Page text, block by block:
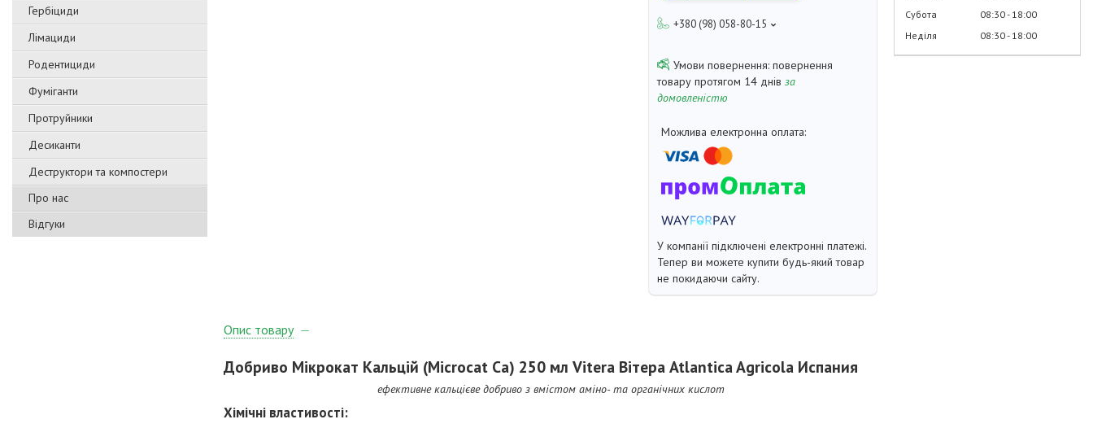
Гербіциди
Лімациди
Родентициди
Фуміганти
Протруйники
Десиканти
Деструктори та компостери
Про нас
Відгуки
+380 (98) 058-80-15
повернення
товару протягом 14 днів за
домовленістю
У компанії підключені електронні платежі.
Тепер ви можете купити будь-який товар
не покидаючи сайту.
Опис товару
Добриво Мікрокат Кальцій (Microcat Ca) 250 мл Vitera Вітера Atlantica Agricola Испания
ефективне кальцієве добриво з вмістом аміно- та органічних кислот
Хімічні властивості:
Субота
08:30 18:00
Неділя
08:30 18:00